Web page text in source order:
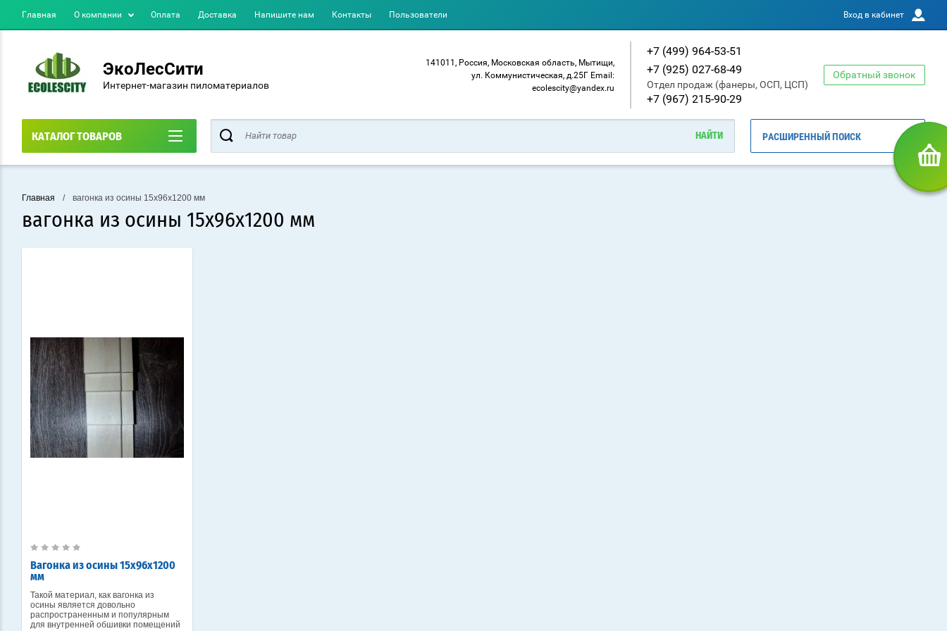
Главная О компании Оплата Доставка Напишите нам Контакты Пользователи Вход в кабинет
ЭкоЛесСити
Интернет-магазин пиломатериалов
141011, Россия, Московская область, Мытищи,
ул. Коммунистическая, д.25Г Email:
ecolescity@yandex.ru
+7 (499) 964-53-51
+7 (925) 027-68-49
Отдел продаж (фанеры, ОСП, ЦСП)
+7 (967) 215-90-29
Обратный звонок
КАТАЛОГ ТОВАРОВ РАСШИРЕННЫЙ ПОИСК
Главная / вагонка из осины 15х96х1200 мм
вагонка из осины 15х96х1200 мм
Вагонка из осины 15х96х1200
мм
Такой материал, как вагонка из
осины является довольно
распространенным и популярным
для внутренней обшивки помещений